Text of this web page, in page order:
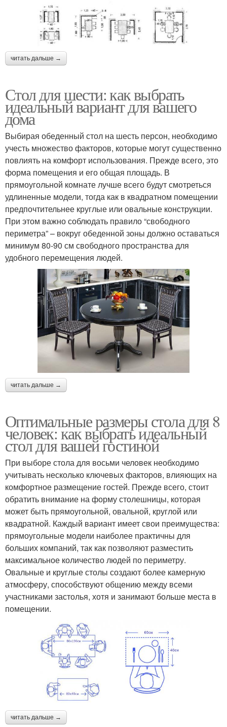
читать дальше →
Стол для шести: как выбрать
идеальный вариант для вашего
дома
Выбирая обеденный стол на шесть персон, необходимо
учесть множество факторов, которые могут существенно
повлиять на комфорт использования. Прежде всего, это
форма помещения и его общая площадь. В
прямоугольной комнате лучше всего будут смотреться
удлиненные модели, тогда как в квадратном помещении
предпочтительнее круглые или овальные конструкции.
При этом важно соблюдать правило “свободного
периметра” – вокруг обеденной зоны должно оставаться
минимум 80-90 см свободного пространства для
удобного перемещения людей.
читать дальше →
Оптимальные размеры стола для 8
человек: как выбрать идеальный
стол для вашей гостиной
При выборе стола для восьми человек необходимо
учитывать несколько ключевых факторов, влияющих на
комфортное размещение гостей. Прежде всего, стоит
обратить внимание на форму столешницы, которая
может быть прямоугольной, овальной, круглой или
квадратной. Каждый вариант имеет свои преимущества:
прямоугольные модели наиболее практичны для
больших компаний, так как позволяют разместить
максимальное количество людей по периметру.
Овальные и круглые столы создают более камерную
атмосферу, способствуют общению между всеми
участниками застолья, хотя и занимают больше места в
помещении.
читать дальше →